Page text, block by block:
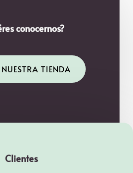
conocernos?
TIENDA
Clientes